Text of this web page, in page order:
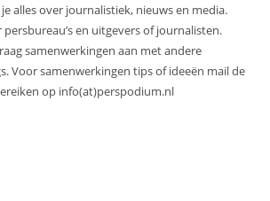
alles over journalistiek, nieuws en media.
en uitgevers of journalisten.
samenwerkingen aan met andere
Voor samenwerkingen tips of ideeën mail de
op info(at)perspodium.nl